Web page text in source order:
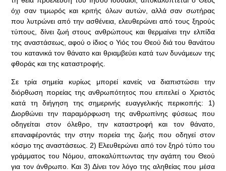
όχι σαν τιμωρός και κριτής όλων αυτών, αλλά σαν σωτήρας
που λυτρώνει από την ασθένεια, ελευθερώνει από τους ξηρούς
τύπους, δίνει ζωή στους ανθρώπους και θερμαίνει την ελπίδα
της αναστάσεως, αφού ο ίδιος ο Υιός του Θεού διά του θανάτου
του κατανικά τον θάνατο και θριαμβεύει κατά των δυνάμεων της
φθοράς και της καταστροφής.
Σε τρία σημεία κυρίως μπορεί κανείς να διαπιστώσει την
διόρθωση πορείας της ανθρωπότητος που επιτελεί ο Χριστός
κατά τη διήγηση της σημερινής ευαγγελικής περικοπής: 1)
Διορθώνει την παραμόρφωση της ανθρωπίνης φύσεως που
οδηγείται στον όλεθρο, την καταστροφή και τον θάνατο,
επαναφέροντάς την στην πορεία της ζωής που οδηγεί στον
κόσμο της αναστάσεως. 2) Ελευθερώνει από τον ξηρό τύπο του
γράμματος του Νόμου, αποκαλύπτωντας την αγάπη του Θεού
για τον άνθρωπο. Και 3) Δίνει τον λόγο της αληθείας που μέσα